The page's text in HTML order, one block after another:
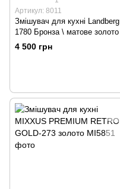
Артикул: 8011
Змішувач для кухні Landberg
1780 Бронза \ матове золото
4 500 грн